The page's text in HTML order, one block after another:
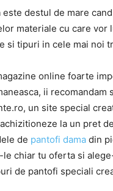
este destul de mare
materiale cu care vor
si tipuri in cele mai noi
online foarte
ii recomandam
un site special
la un pret
de pantofi dama din
le chiar tu oferta si
de pantofi speciali